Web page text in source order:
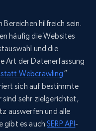
hilfreich sein.
häufig die Websites
und die
Art der Datenerfassung
Webcrawling“
sich auf bestimmte
sehr zielgerichtet,
auswerfen und alle
gibt es auchSERP API -